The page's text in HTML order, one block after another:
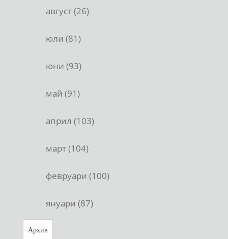
август (26)
юли (81)
юни (93)
май (91)
април (103)
март (104)
февруари (100)
януари (87)
Архив